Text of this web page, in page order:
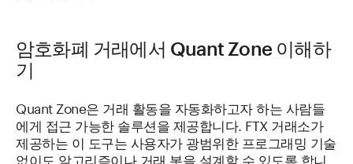
암호화폐 거래에서 Quant Zone 이해하
기
Quant Zone은 거래 활동을 자동화하고자 하는 사람들
에게 접근 가능한 솔루션을 제공합니다. FTX 거래소가
제공하는 이 도구는 사용자가 광범위한 프로그래밍 기술
없이도 알고리즘이나 거래 봇을 설계할 수 있도록 합니